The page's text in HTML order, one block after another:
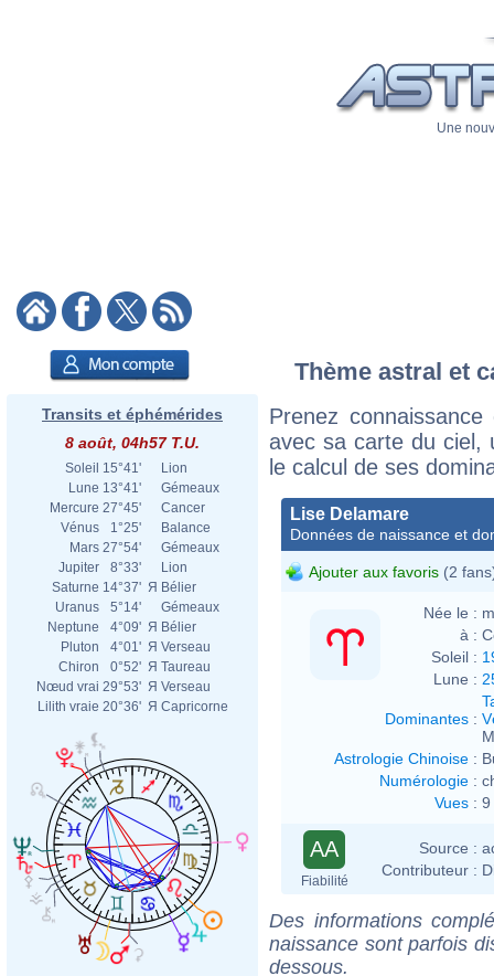
Une
Transits et éphémérides
8 août, 04h57 T.U.
Soleil 15°41'
Lion
Lune 13°41'
Gémeaux
Mercure 27°45'
Cancer
Vénus
1°25'
Balance
Mars 27°54'
Gémeaux
Jupiter
8°33'
Lion
Saturne 14°37' Я Bélier
Uranus
5°14'
Gémeaux
Neptune
4°09' Я Bélier
Pluton
4°01' Я Verseau
Chiron
0°52' Я Taureau
Nœud vrai 29°53' Я Verseau
Lilith vraie 20°36' Я Capricorne
Thème astral et
Prenez
avec sa carte du ciel,
le calcul de ses
Lise Delamare
Données de naissance et
Ajouter aux favoris (2
Née le :
à :
Soleil :
Lune :
Dominantes :
Astrologie Chinoise :
Numérologie :
Vues : 9
AA
Fiabilité
Source :
Contributeur :
Des informations
naissance sont parfois
dessous.